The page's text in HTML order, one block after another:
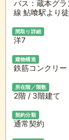
バス：蔵本グ
線 鮎喰駅より
間取り詳細
洋7
建物構造
鉄筋コンクリー
所在階／階数
2階 / 3階建て
契約分類
通常契約